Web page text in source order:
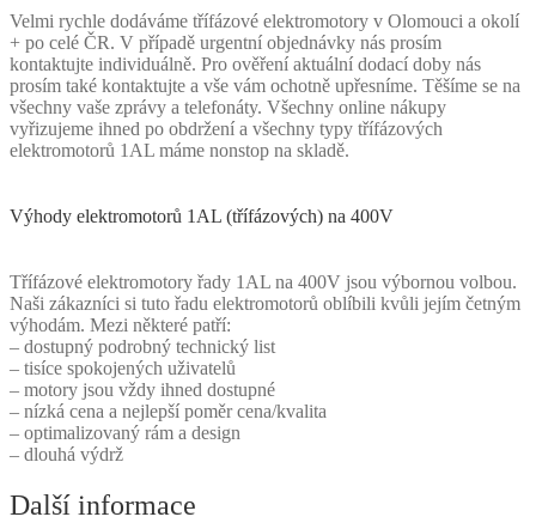
Velmi rychle dodáváme třífázové elektromotory v Olomouci a okolí
+ po celé ČR. V případě urgentní objednávky nás prosím
kontaktujte individuálně. Pro ověření aktuální dodací doby nás
prosím také kontaktujte a vše vám ochotně upřesníme. Těšíme se na
všechny vaše zprávy a telefonáty. Všechny online nákupy
vyřizujeme ihned po obdržení a všechny typy třífázových
elektromotorů 1AL máme nonstop na skladě.
Výhody elektromotorů 1AL (třífázových) na 400V
Třífázové elektromotory řady 1AL na 400V jsou výbornou volbou.
Naši zákazníci si tuto řadu elektromotorů oblíbili kvůli jejím četným
výhodám. Mezi některé patří:
– dostupný podrobný technický list
– tisíce spokojených uživatelů
– motory jsou vždy ihned dostupné
– nízká cena a nejlepší poměr cena/kvalita
– optimalizovaný rám a design
– dlouhá výdrž
Další informace